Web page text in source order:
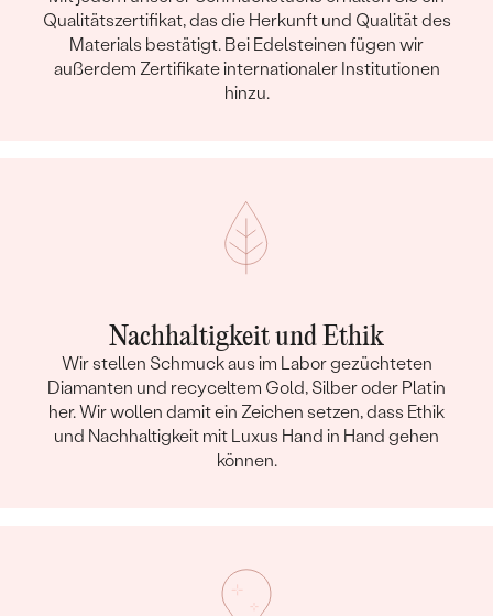
Qualitätszertifikat, das die Herkunft und Qualität des
Materials bestätigt. Bei Edelsteinen fügen wir
außerdem Zertifikate internationaler Institutionen
hinzu.
Nachhaltigkeit und Ethik
Wir stellen Schmuck aus im Labor gezüchteten
Diamanten und recyceltem Gold, Silber oder Platin
her. Wir wollen damit ein Zeichen setzen, dass Ethik
und Nachhaltigkeit mit Luxus Hand in Hand gehen
können.